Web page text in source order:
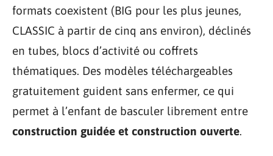
formats coexistent (BIG pour les plus jeunes,
CLASSIC à partir de cinq ans environ), déclinés
en tubes, blocs d’activité ou coffrets
thématiques. Des modèles téléchargeables
gratuitement guident sans enfermer, ce qui
permet à l’enfant de basculer librement entre
construction guidée et construction ouverte.